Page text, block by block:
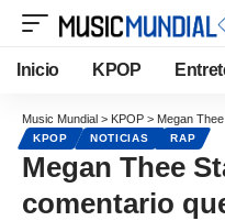
Inicio KPOP
Music Mundial > KPOP > Megan Thee Stallion
KPOP NOTICIAS RAP
Megan Thee
comentario